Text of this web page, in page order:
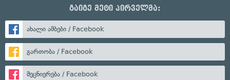
გაიგე მეტი პირველმა:
ახალი ამბები / Facebook
გართობა / Facebook
მეცნიერება / Facebook